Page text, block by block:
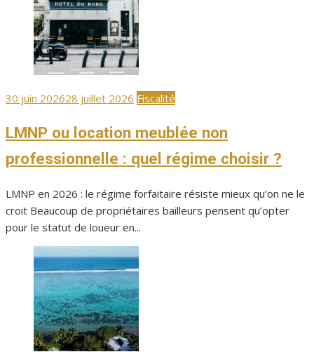
Publié
30 juin 202628 juillet 2026 Fiscalité
LMNP ou location meublée non
professionnelle : quel régime choisir ?
LMNP en 2026 : le régime forfaitaire résiste mieux qu’on ne le
croit Beaucoup de propriétaires bailleurs pensent qu’opter
pour le statut de loueur en...